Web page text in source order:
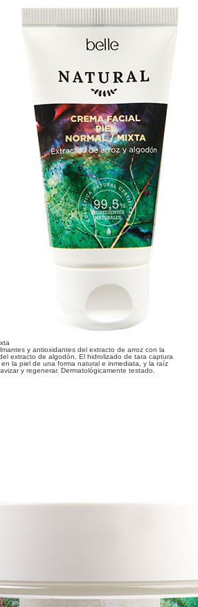
y antioxidantes del extracto de arroz con la
extracto de algodón. El hidrolizado de tara captura
la piel de una forma natural e inmediata, y la raíz
y regenerar. Dermatológicamente testado.